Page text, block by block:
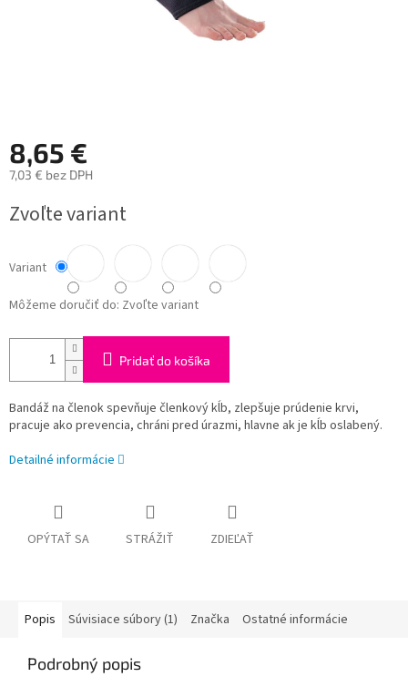
8,65 €
7,03 € bez DPH
cena:
Zvoľte variant
Variant
Môžeme doručiť do: Zvoľte variant
Pridať do košíka
Bandáž na členok spevňuje členkový kĺb, zlepšuje prúdenie krvi,
pracuje ako prevencia, chráni pred úrazmi, hlavne ak je kĺb oslabený.
Detailné informácie
OPÝTAŤ SA STRÁŽIŤ ZDIEĽAŤ
Popis Súvisiace súbory (1) Značka Ostatné informácie
Podrobný popis